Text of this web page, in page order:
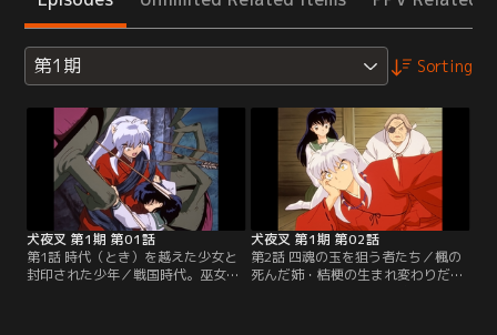
第1期 Sorting
犬夜叉 第1期 第01話
第1話 時代（とき）を越えた少女と
封印された少年／戦国時代。巫女・
犬夜叉 第1期 第02話
第2話 四魂の玉を狙う者たち／楓の
死んだ姉・桔梗の生まれ変わりだと